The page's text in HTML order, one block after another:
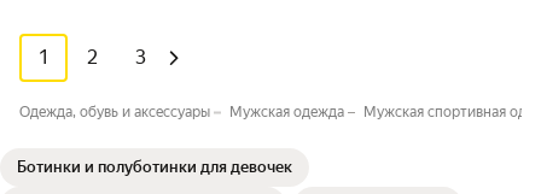
1 2 3
Одежда, обувь и аксессуары Мужская одежда Мужская спортивная
Ботинки и полуботинки для девочек